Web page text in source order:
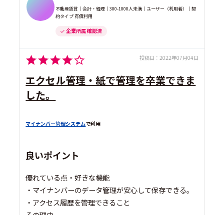
不動産賃貸｜会計・経理｜300-1000人未満｜ユーザー（利用者）｜契
約タイプ 有償利用
企業所属 確認済
投稿日： 2022年07月04日
エクセル管理・紙で管理を卒業できま
した。
マイナンバー管理システムで利用
良いポイント
優れている点・好きな機能
・マイナンバーのデータ管理が安心して保存できる。
・アクセス履歴を管理できること